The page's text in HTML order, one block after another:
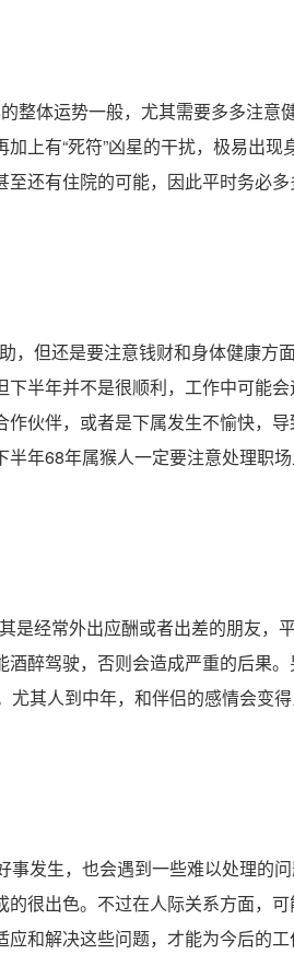
体运势一般，尤其需要多多注意
上有“死符”凶星的干扰，极易出现
还有住院的可能，因此平时务必
但还是要注意钱财和身体健康方
半年并不是很顺利，工作中可能
伙伴，或者是下属发生不愉快，
年68年属猴人一定要注意处理职
经常外出应酬或者出差的朋友，
醉驾驶，否则会造成严重的后果。
尤其人到中年，和伴侣的感情会变
发生，也会遇到一些难以处理的问
很出色。不过在人际关系方面，可
和解决这些问题，才能为今后的